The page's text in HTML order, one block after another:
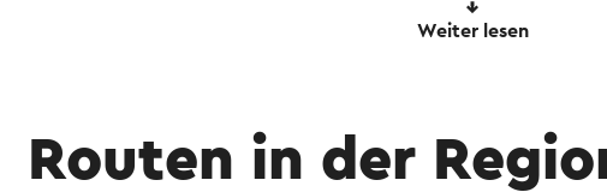
Dieser Text wurde mit Hilfe eines Online-Übersetzungsdienstes
Weiter lesen
Routen in der